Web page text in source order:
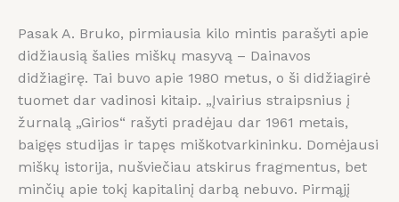
Pasak A. Bruko, pirmiausia kilo mintis parašyti apie
didžiausią šalies miškų masyvą – Dainavos
didžiagirę. Tai buvo apie 1980 metus, o ši didžiagirė
tuomet dar vadinosi kitaip. „Įvairius straipsnius į
žurnalą „Girios“ rašyti pradėjau dar 1961 metais,
baigęs studijas ir tapęs miškotvarkininku. Domėjausi
miškų istorija, nušviečiau atskirus fragmentus, bet
minčių apie tokį kapitalinį darbą nebuvo. Pirmąjį